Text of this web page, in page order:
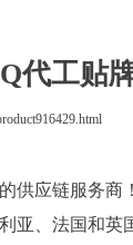
代工贴
应链服务商
亚、法国和英